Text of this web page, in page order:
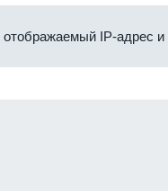
IP-адрес и